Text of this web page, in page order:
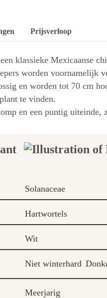
Prijsverloop
klassieke Mexicaanse
worden voornamelijk
en worden tot 70 cm
te vinden.
en een puntig uiteinde,
Solanaceae
Hartwortels
Wit
Niet winterhard
Meerjarig